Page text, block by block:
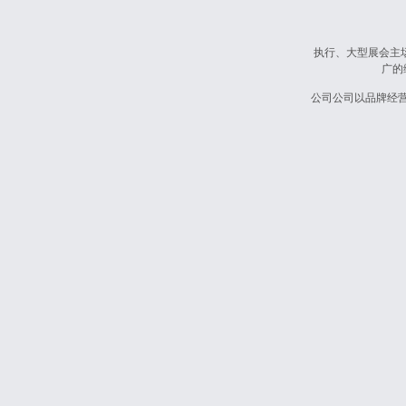
执行、大型展会主
广
公司公司以品牌经